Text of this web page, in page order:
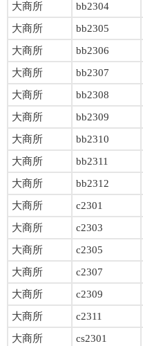
大商所
bb2304
大商所
bb2305
大商所
bb2306
大商所
bb2307
大商所
bb2308
大商所
bb2309
大商所
bb2310
大商所
bb2311
大商所
bb2312
大商所
c2301
大商所
c2303
大商所
c2305
大商所
c2307
大商所
c2309
大商所
c2311
大商所
cs2301